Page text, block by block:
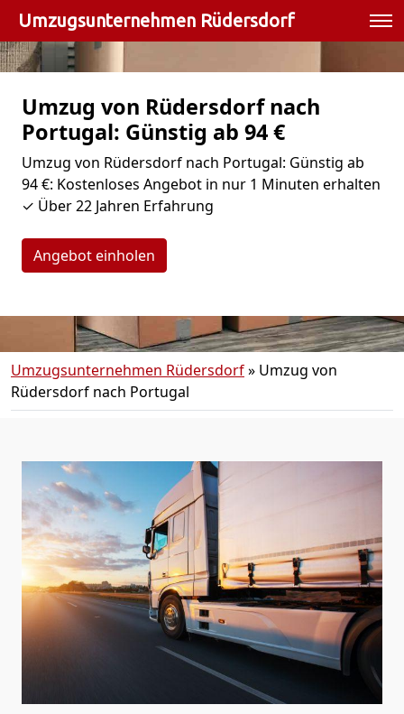
Umzugsunternehmen Rüdersdorf
Umzug von Rüdersdorf nach
Portugal: Günstig ab 94 €
Umzug von Rüdersdorf nach Portugal: Günstig ab
94 €: Kostenloses Angebot in nur 1 Minuten erhalten
✓ Über 22 Jahren Erfahrung
Angebot einholen
Umzugsunternehmen Rüdersdorf» Umzug von
Rüdersdorf nach Portugal